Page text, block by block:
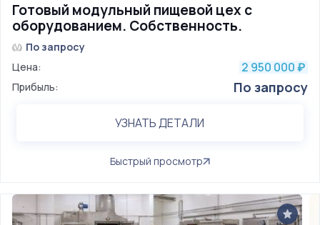
Готовый модульный пищевой цех с
оборудованием. Собственность.
По запросу
Цена:
2 950 000 ₽
Прибыль: По запросу
УЗНАТЬ ДЕТАЛИ
Быстрый просмотр